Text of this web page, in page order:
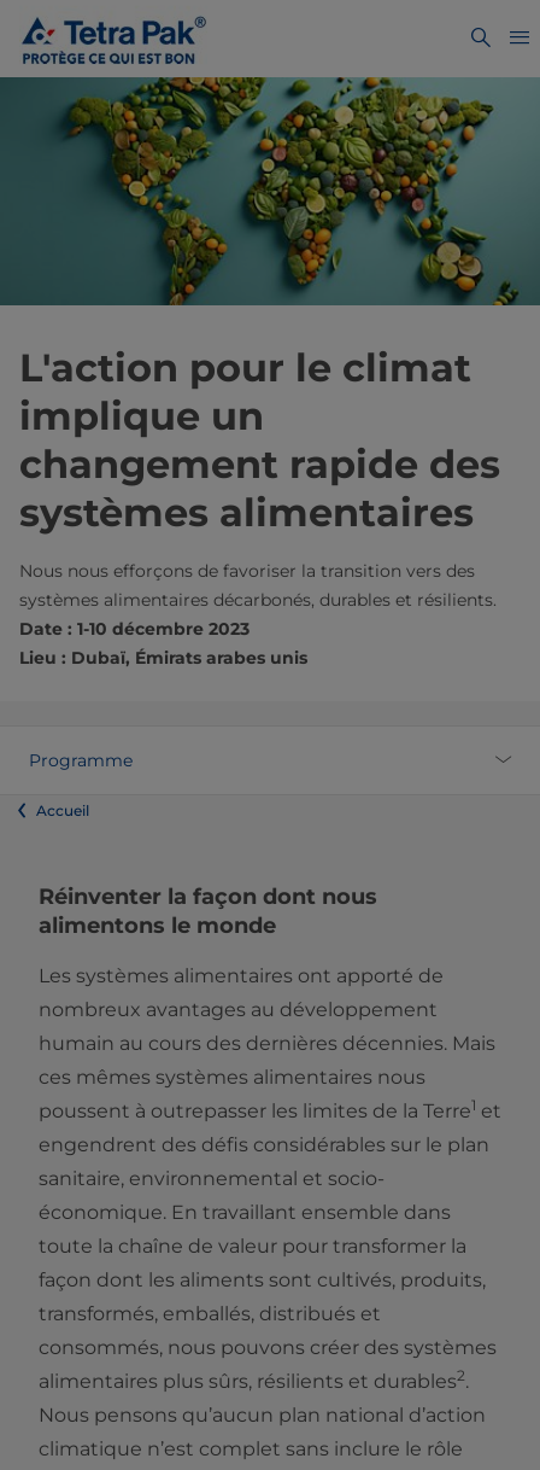
L'action pour le climat
implique un
changement rapide des
systèmes alimentaires
Nous nous efforçons de favoriser la transition vers des
systèmes alimentaires décarbonés, durables et résilients.
Date : 1-10 décembre 2023
Lieu : Dubaï, Émirats arabes unis
Programme
Accueil
Réinventer la façon dont nous
alimentons le monde
Les systèmes alimentaires ont apporté de
nombreux avantages au développement
humain au cours des dernières décennies. Mais
ces mêmes systèmes alimentaires nous
poussent à outrepasser les limites de la Terre1 et
engendrent des défis considérables sur le plan
sanitaire, environnemental et socio-
économique. En travaillant ensemble dans
toute la chaîne de valeur pour transformer la
façon dont les aliments sont cultivés, produits,
transformés, emballés, distribués et
consommés, nous pouvons créer des systèmes
alimentaires plus sûrs, résilients et durables2.
Nous pensons qu’aucun plan national d’action
climatique n’est complet sans inclure le rôle